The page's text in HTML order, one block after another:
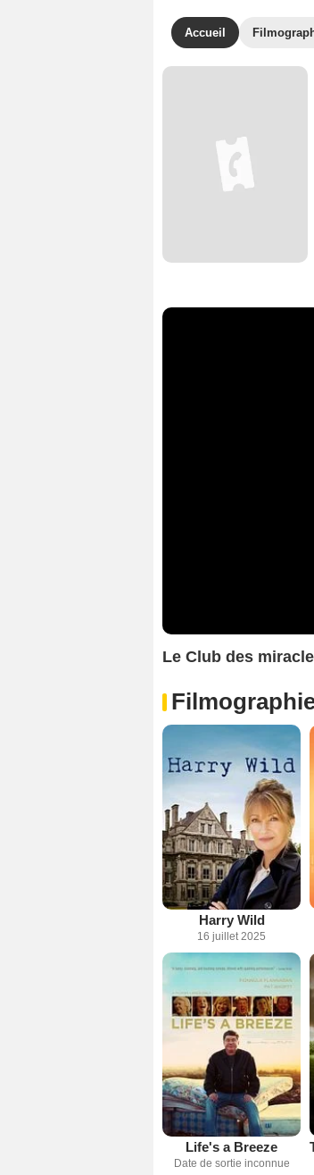
Accueil
Le Club des
Harry Wild
16 juillet 2025
Life's a Breeze
Date de sortie inconnue